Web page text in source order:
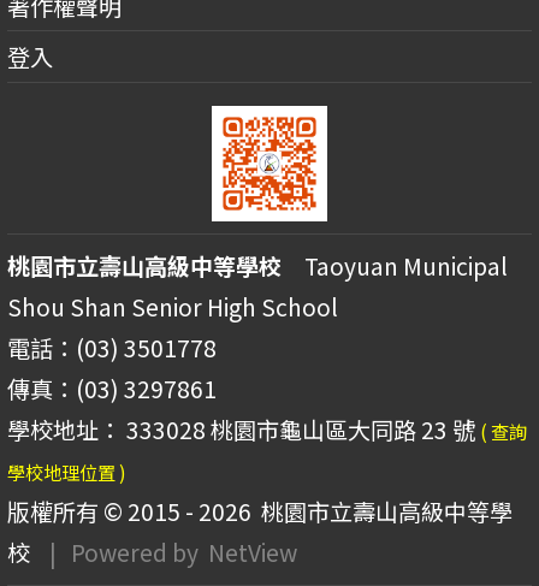
登入
桃園市立壽山高級中等學校 Taoyuan Municipal
Shou Shan Senior High School
電話：(03) 3501778
傳真：(03) 3297861
學校地址： 333028 桃園市龜山區大同路 23 號 ( 查詢
學校地理位置 )
版權所有 © 2015 - 2026 桃園市立壽山高級中等學
校
| Powered by NetView